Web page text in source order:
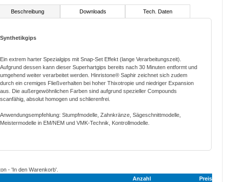
Beschreibung Downloads Tech. Daten
Synthetikgips
Ein extrem harter Spezialgips mit Snap-Set Effekt (lange Verarbeitungszeit).
Aufgrund dessen kann dieser Superhartgips bereits nach 30 Minuten entformt und
umgehend weiter verarbeitet werden. Hinristone® Saphir zeichnet sich zudem
durch ein cremiges Fließverhalten bei hoher Thixotropie und niedriger Expansion
aus. Die außergewöhnlichen Farben sind aufgrund spezieller Compounds
scanfähig, absolut homogen und schlierenfrei.
Anwendungsempfehlung: Stumpfmodelle, Zahnkränze, Sägeschnittmodelle,
Meistermodelle in EM/NEM und VMK-Technik, Kontrollmodelle.
- 'In den Warenkorb'.
Anzahl
Preis